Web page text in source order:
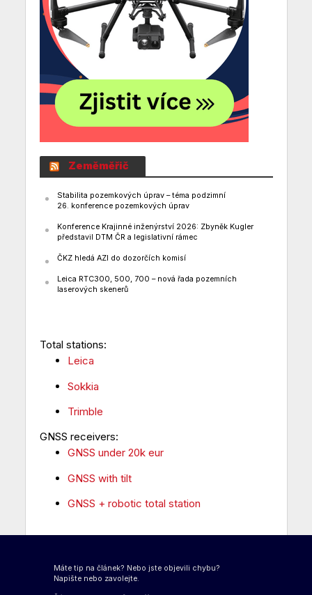
Zeměměřič
Stabilita pozemkových úprav – téma podzimní
26. konference pozemkových úprav
Konference Krajinné inženýrství 2026: Zbyněk Kugler
představil DTM ČR a legislativní rámec
ČKZ hledá AZI do dozorčích komisí
Leica RTC300, 500, 700 – nová řada pozemních
laserových skenerů
Total stations:
Leica
Sokkia
Trimble
GNSS receivers:
GNSS under 20k eur
GNSS with tilt
GNSS + robotic total station
Máte tip na článek? Nebo jste objevili chybu?
Napište nebo zavolejte.